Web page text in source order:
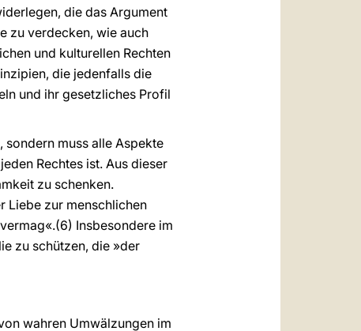
die das Argument
zu verdecken, wie auch
und kulturellen Rechten
die jedenfalls die
und ihr gesetzliches Profil
sondern muss alle Aspekte
Rechtes ist. Aus dieser
zu schenken.
Liebe zur menschlichen
Insbesondere im
zu schützen, die »der
wahren Umwälzungen im